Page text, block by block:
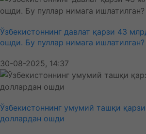
Ўзбекистоннинг давлат қарзи 43
ошди. Бу пуллар нимага ишлатилган?
30-08-2025, 14:37
Ўзбекистоннинг умумий ташқи
доллардан ошди